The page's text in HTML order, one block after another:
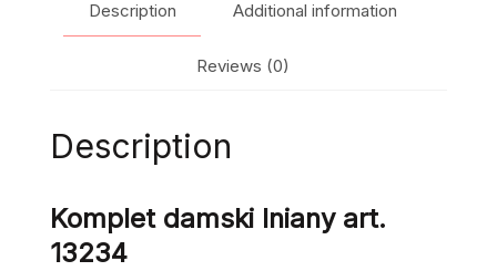
Description Additional information
Reviews (0)
Description
Komplet damski lniany art.
13234